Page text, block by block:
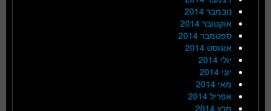
נובמבר 2014
אוקטובר 2014
ספטמבר 2014
אוגוסט 2014
יולי 2014
יוני 2014
מאי 2014
אפריל 2014
מרץ 2014